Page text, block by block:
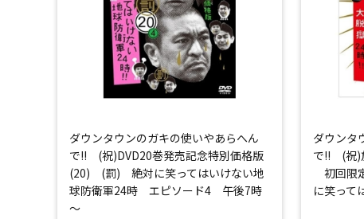
ダウンタウンのガキの使いやあらへん
で!! (祝)DVD20巻発売記念特別価格版
(20) (罰) 絶対に笑ってはいけない地
球防衛軍24時 エピソード4 午後7時
～
ダウンタ
で!! (祝)
初回限
に笑って